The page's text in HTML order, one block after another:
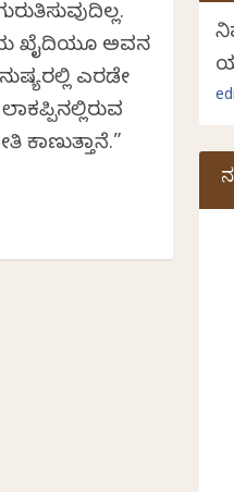
ಖೈದಿಯೂ ಅವನ
ಎರಡೇ
ಕಾಣುತ್ತಾನೆ.”